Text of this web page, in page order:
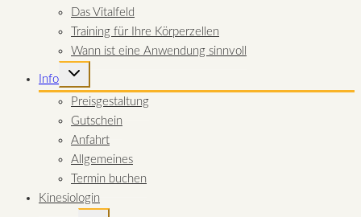
Das Vitalfeld
Training für Ihre Körperzellen
Wann ist eine Anwendung sinnvoll
Info
UNTERMENÜ
Preisgestaltung
Gutschein
Anfahrt
Allgemeines
Termin buchen
Kinesiologin